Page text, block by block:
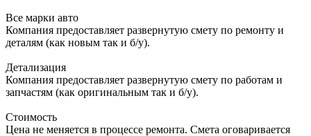
Все марки авто
Компания предоставляет развернутую смету по ремонту и
деталям (как новым так и б/у).
Детализация
Компания предоставляет развернутую смету по работам и
запчастям (как оригинальным так и б/у).
Стоимость
Цена не меняется в процессе ремонта. Смета оговаривается